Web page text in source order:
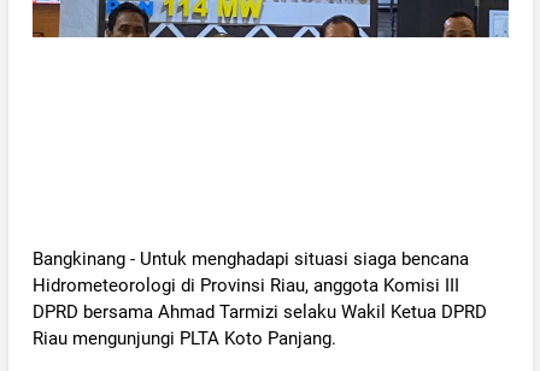
Bangkinang - Untuk menghadapi situasi siaga bencana
Hidrometeorologi di Provinsi Riau, anggota Komisi III
DPRD bersama Ahmad Tarmizi selaku Wakil Ketua DPRD
Riau mengunjungi PLTA Koto Panjang.